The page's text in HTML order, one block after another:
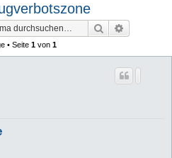
Suche
• Seite 1 von 1